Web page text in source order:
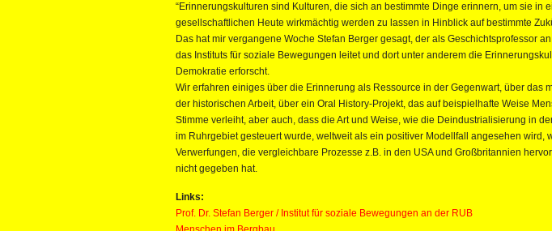
“Erinnerungskulturen sind Kulturen, die sich an bestimmte Dinge erinnern, um sie in
gesellschaftlichen Heute wirkmächtig werden zu lassen in Hinblick auf bestimmte
Das hat mir vergangene Woche Stefan Berger gesagt, der als Geschichtsprofessor
das Instituts für soziale Bewegungen leitet und dort unter anderem die
Demokratie erforscht.
Wir erfahren einiges über die Erinnerung als Ressource in der Gegenwart, über das
der historischen Arbeit, über ein Oral History-Projekt, das auf beispielhafte Weise
Stimme verleiht, aber auch, dass die Art und Weise, wie die Deindustrialisierung in
im Ruhrgebiet gesteuert wurde, weltweit als ein positiver Modellfall angesehen wird,
Verwerfungen, die vergleichbare Prozesse z.B. in den USA und Großbritannien
nicht gegeben hat.
Links:
Prof. Dr. Stefan Berger / Institut für soziale Bewegungen an der RUB